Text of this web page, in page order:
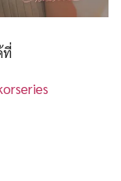
ที่